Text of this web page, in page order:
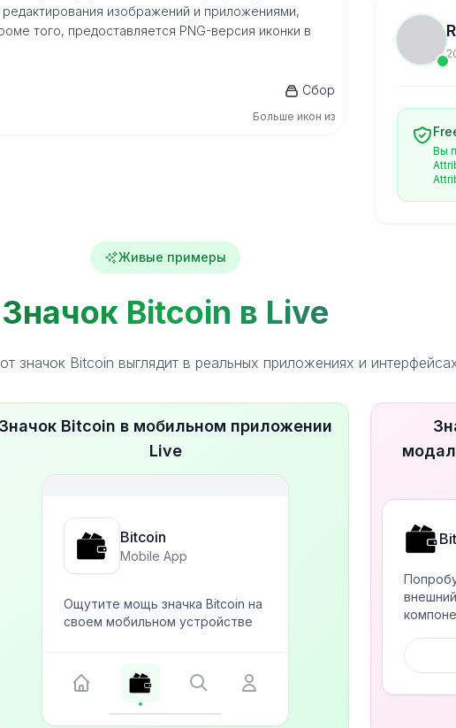
изображений и приложениями,
того, предоставляется PNG-версия иконки в
Сбор
Больше икон из
Вы
Живые примеры
Значок Bitcoin в Live
значок Bitcoin выглядит в реальных приложениях и
Значок Bitcoin в мобильном приложении
Live
Bitcoin
Mobile App
Ощутите мощь значка Bitcoin на
своем мобильном устройстве